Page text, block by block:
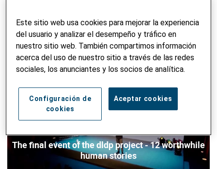
Incidencia
Compromiso urbano
The final event of the dldp project - 12 worthwhile
human stories
Este sitio web usa cookies para mejorar la experiencia
del usuario y analizar el desempeño y tráfico en
nuestro sitio web. También compartimos información
acerca del uso de nuestro sitio a través de las redes
sociales, los anunciantes y los socios de analítica.
Aceptar cookies
Configuración de
cookies